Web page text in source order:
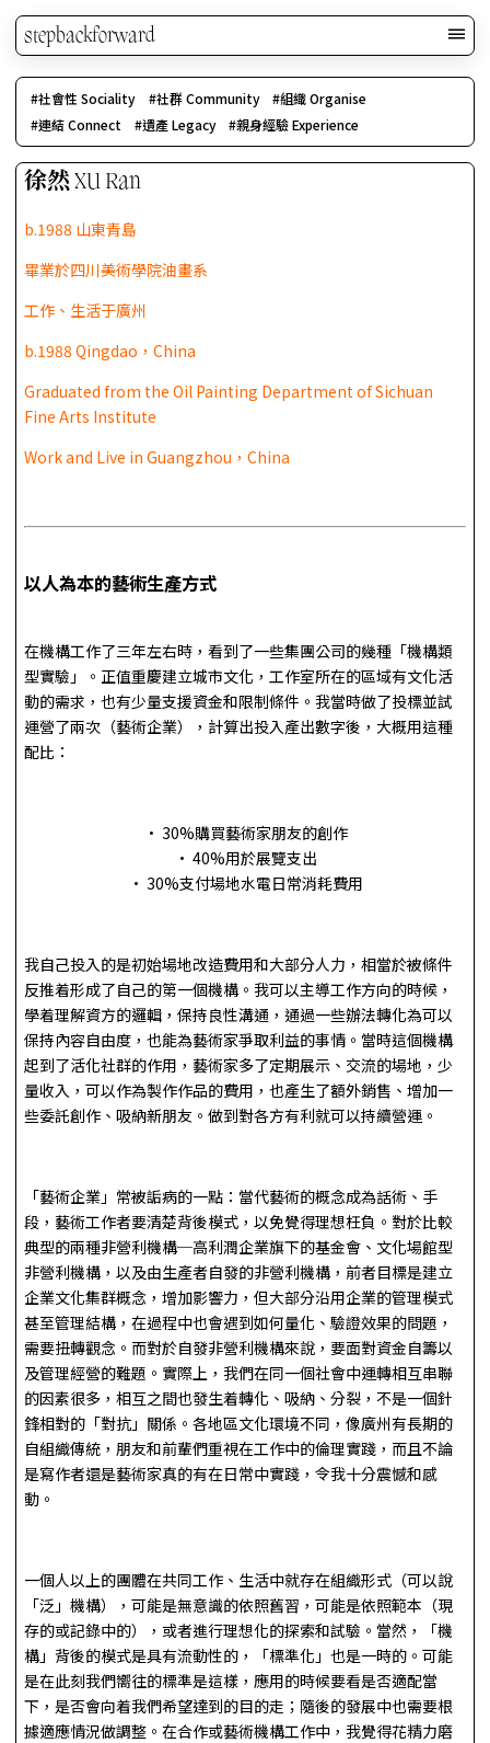
stepbackforward
社會性 Sociality 社群 Community
組織 Organise
連結 Connect
遺產 Legacy 親身經驗 Experience
徐然 XU Ran
b.1988 山東青島
畢業於四川美術學院油畫系
工作、生活于廣州
b.1988 Qingdao，China
Graduated from the Oil Painting Department of Sichuan
Fine Arts Institute
Work and Live in Guangzhou，China
以人為本的藝術生產方式
在機構工作了三年左右時，看到了一些集團公司的幾種「機構類
型實驗」。正值重慶建立城市文化，工作室所在的區域有文化活
動的需求，也有少量支援資金和限制條件。我當時做了投標並試
運營了兩次（藝術企業），計算出投入產出數字後，大概用這種
配比：
• 30%購買藝術家朋友的創作
• 40%用於展覽支出
• 30%支付場地水電日常消耗費用
我自己投入的是初始場地改造費用和大部分人力，相當於被條件
反推着形成了自己的第一個機構。我可以主導工作方向的時候，
學着理解資方的邏輯，保持良性溝通，通過一些辦法轉化為可以
保持內容自由度，也能為藝術家爭取利益的事情。當時這個機構
起到了活化社群的作用，藝術家多了定期展示、交流的場地，少
量收入，可以作為製作作品的費用，也產生了額外銷售、增加一
些委託創作、吸納新朋友。做到對各方有利就可以持續營運。
「藝術企業」常被詬病的一點：當代藝術的概念成為話術、手
段，藝術工作者要清楚背後模式，以免覺得理想枉負。對於比較
典型的兩種非營利機構─高利潤企業旗下的基金會、文化場館型
非營利機構，以及由生產者自發的非營利機構，前者目標是建立
企業文化集群概念，增加影響力，但大部分沿用企業的管理模式
甚至管理結構，在過程中也會遇到如何量化、驗證效果的問題，
需要扭轉觀念。而對於自發非營利機構來說，要面對資金自籌以
及管理經營的難題。實際上，我們在同一個社會中運轉相互串聯
的因素很多，相互之間也發生着轉化、吸納、分裂，不是一個針
鋒相對的「對抗」關係。各地區文化環境不同，像廣州有長期的
自組織傳統，朋友和前輩們重視在工作中的倫理實踐，而且不論
是寫作者還是藝術家真的有在日常中實踐，令我十分震憾和感
動。
一個人以上的團體在共同工作、生活中就存在組織形式（可以說
「泛」機構），可能是無意識的依照舊習，可能是依照範本（現
存的或記錄中的），或者進行理想化的探索和試驗。當然，「機
構」背後的模式是具有流動性的，「標準化」也是一時的。可能
是在此刻我們嚮往的標準是這樣，應用的時候要看是否適配當
下，是否會向着我們希望達到的目的走；隨後的發展中也需要根
據適應情況做調整。在合作或藝術機構工作中，我覺得花精力磨